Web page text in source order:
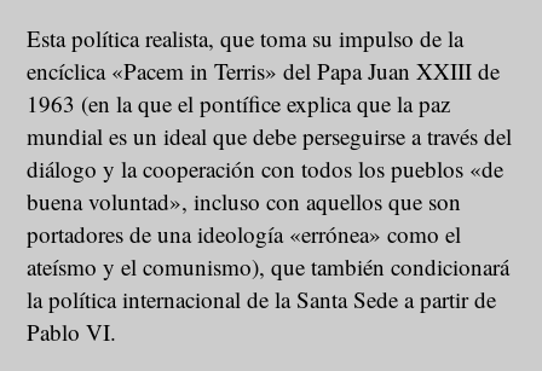
Esta política realista, que toma su impulso de la
encíclica «Pacem in Terris» del Papa Juan XXIII de
1963 (en la que el pontífice explica que la paz
mundial es un ideal que debe perseguirse a través del
diálogo y la cooperación con todos los pueblos «de
buena voluntad», incluso con aquellos que son
portadores de una ideología «errónea» como el
ateísmo y el comunismo), que también condicionará
la política internacional de la Santa Sede a partir de
Pablo VI.